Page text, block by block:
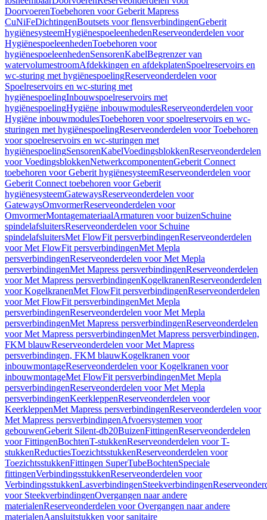
DoorvoerenToebehoren voor Geberit Mapress
CuNiFeDichtingenBoutsets voor flensverbindingenGeberit
hygiënesysteemHygiënespoeleenhedenReserveonderdelen voor
HygiënespoeleenhedenToebehoren voor
hygiënespoeleenhedenSensorenKabelBegrenzer van
watervolumestroomAfdekkingen en afdekplatenSpoelreservoirs en
wc-sturing met hygiënespoelingReserveonderdelen voor
Spoelreservoirs en wc-sturing met
hygiënespoelingInbouwspoelreservoirs met
hygiënespoelingHygiëne inbouwmodulesReserveonderdelen voor
Hygiëne inbouwmodulesToebehoren voor spoelreservoirs en wc-
sturingen met hygiënespoelingReserveonderdelen voor Toebehoren
voor spoelreservoirs en wc-sturingen met
hygiënespoelingSensorenKabelVoedingsblokkenReserveonderdelen
voor VoedingsblokkenNetwerkcomponentenGeberit Connect
toebehoren voor Geberit hygiënesysteemReserveonderdelen voor
Geberit Connect toebehoren voor Geberit
hygiënesysteemGatewaysReserveonderdelen voor
GatewaysOmvormerReserveonderdelen voor
OmvormerMontagemateriaalArmaturen voor buizenSchuine
spindelafsluitersReserveonderdelen voor Schuine
spindelafsluitersMet FlowFit persverbindingenReserveonderdelen
voor Met FlowFit persverbindingenMet Mepla
persverbindingenReserveonderdelen voor Met Mepla
persverbindingenMet Mapress persverbindingenReserveonderdelen
voor Met Mapress persverbindingenKogelkranenReserveonderdelen
voor KogelkranenMet FlowFit persverbindingenReserveonderdelen
voor Met FlowFit persverbindingenMet Mepla
persverbindingenReserveonderdelen voor Met Mepla
persverbindingenMet Mapress persverbindingenReserveonderdelen
voor Met Mapress persverbindingenMet Mapress persverbindingen,
FKM blauwReserveonderdelen voor Met Mapress
persverbindingen, FKM blauwKogelkranen voor
inbouwmontageReserveonderdelen voor Kogelkranen voor
inbouwmontageMet FlowFit persverbindingenMet Mepla
persverbindingenReserveonderdelen voor Met Mepla
persverbindingenKeerkleppenReserveonderdelen voor
KeerkleppenMet Mapress persverbindingenReserveonderdelen voor
Met Mapress persverbindingenAfvoersystemen voor
gebouwenGeberit Silent-db20BuizenFittingenReserveonderdelen
voor FittingenBochtenT-stukkenReserveonderdelen voor T-
stukkenReductiesToezichtsstukkenReserveonderdelen voor
ToezichtsstukkenFittingen SuperTubeBochtenSpeciale
fittingenVerbindingsstukkenReserveonderdelen voor
VerbindingsstukkenLasverbindingenSteekverbindingen
voor SteekverbindingenOvergangen naar andere
materialenReserveonderdelen voor Overgangen naar andere
materialenAansluitstukken voor sanitaire